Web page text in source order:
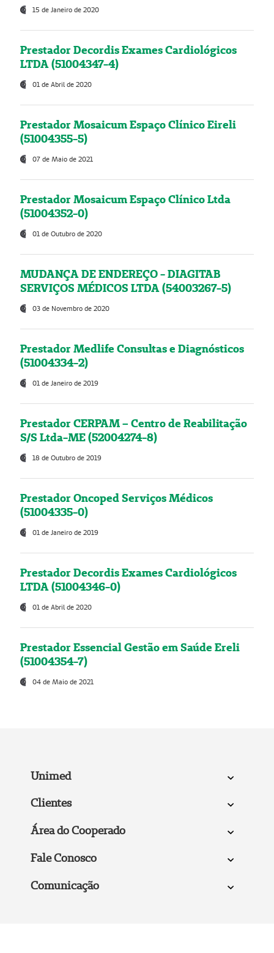
15 de Janeiro de 2020
Prestador Decordis Exames Cardiológicos
LTDA (51004347-4)
01 de Abril de 2020
Prestador Mosaicum Espaço Clínico Eireli
(51004355-5)
07 de Maio de 2021
Prestador Mosaicum Espaço Clínico Ltda
(51004352-0)
01 de Outubro de 2020
MUDANÇA DE ENDEREÇO - DIAGITAB
SERVIÇOS MÉDICOS LTDA (54003267-5)
03 de Novembro de 2020
Prestador Medlife Consultas e Diagnósticos
(51004334-2)
01 de Janeiro de 2019
Prestador CERPAM – Centro de Reabilitação
S/S Ltda-ME (52004274-8)
18 de Outubro de 2019
Prestador Oncoped Serviços Médicos
(51004335-0)
01 de Janeiro de 2019
Prestador Decordis Exames Cardiológicos
LTDA (51004346-0)
01 de Abril de 2020
Prestador Essencial Gestão em Saúde Ereli
(51004354-7)
04 de Maio de 2021
Unimed
Clientes
Área do Cooperado
Fale Conosco
Comunicação